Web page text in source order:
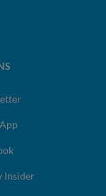
Insider